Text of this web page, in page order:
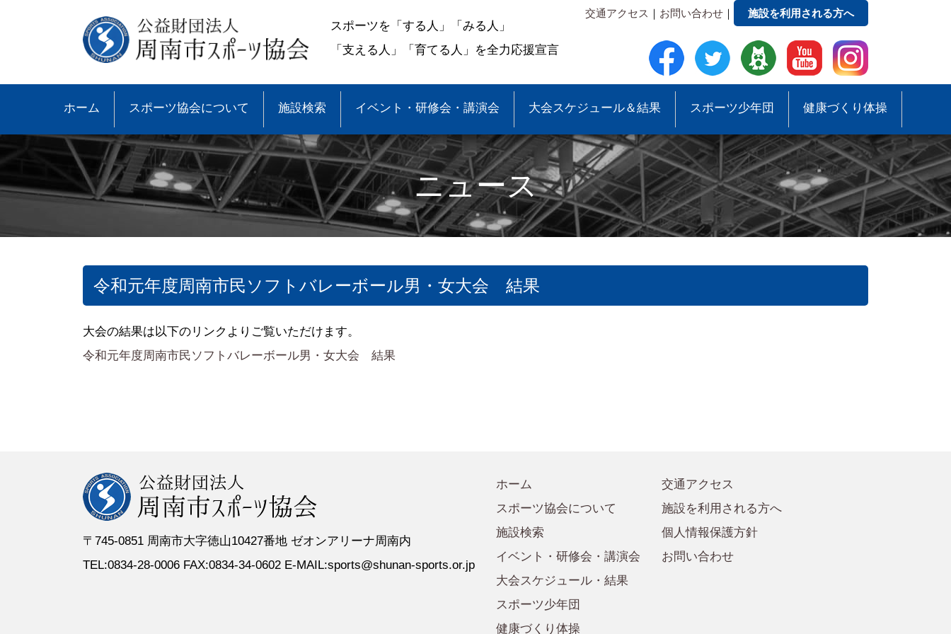
スポーツを「する人」「みる人」
「支える人」「育てる人」を全力応援宣言
交通アクセス ｜ お問い合わせ ｜ 施設を利用される方へ
ホーム スポーツ協会について
●諸規則
●専門委員会規程
●特別委員会運営規程
●事業報告
●事務局への質問・お問合せ
施設検索 イベント・研修会・講演会 大会スケジュール＆結果
●大会情報＆結果
スポーツ少年団
●スポーツ少年団とは
●登録スポーツ少年団
●スポーツ少年団大会情報
●スポーツ少年団諸規定
●各種申請・報告書 ●スポーツ少年団助成事業
健康づくり体操
ニュース
令和元年度周南市民ソフトバレーボール男・女大会 結果
大会の結果は以下のリンクよりご覧いただけます。
令和元年度周南市民ソフトバレーボール男・女大会 結果
〒745-0851 周南市大字徳山10427番地 ゼオンアリーナ周南内
TEL:0834-28-0006 FAX:0834-34-0602 E-MAIL:sports@shunan-sports.or.jp
ホーム
スポーツ協会について
施設検索
イベント・研修会・講演会
大会スケジュール・結果
スポーツ少年団
健康づくり体操
交通アクセス
施設を利用される方へ
個人情報保護方針
お問い合わせ